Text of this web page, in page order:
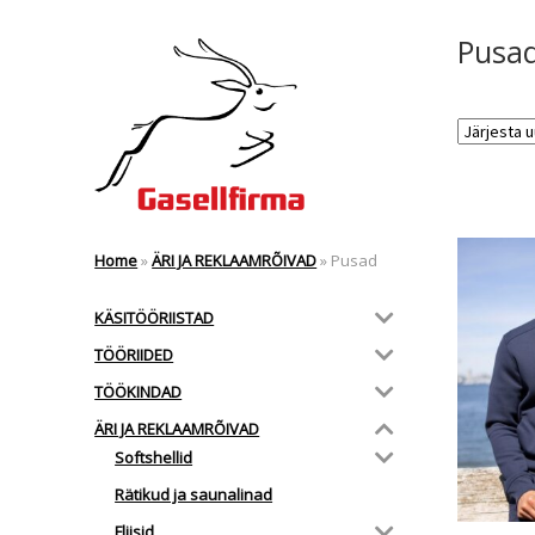
Home»ÄRI JA REKLAAMRÕIVAD» Pusad
KÄSITÖÖRIISTAD
TÖÖRIIDED
TÖÖKINDAD
ÄRI JA REKLAAMRÕIVAD
Softshellid
Rätikud ja saunalinad